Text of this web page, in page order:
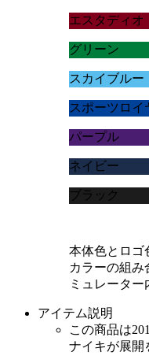
エスタディオ
グリーン
スカイブルー
スポーツロイ
パープル
ネイビー
ブラック
本体色とロゴ
カラーの組み
ミュレーター
アイテム説明
この商品は
ナイキが展開